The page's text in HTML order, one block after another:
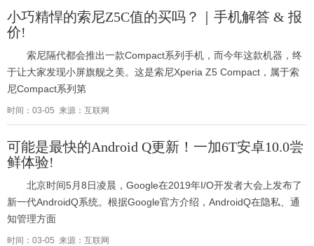
小巧精悍的索尼Z5C值的买吗？｜手机解答 & 报
价!
索尼隔代都会推出一款Compact系列手机，而今年这款机器，终
于让大家发现小屏旗舰之美。这是索尼Xperia Z5 Compact，属于索
尼Compact系列第
时间：03-05 来源：互联网
可能是最快的Android Q更新！一加6T安卓10.0尝
鲜体验!
北京时间5月8日凌晨，Google在2019年I/O开发者大会上发布了
新一代AndroidQ系统。根据Google官方介绍，AndroidQ在隐私、通
知管理方面
时间：03-05 来源：互联网